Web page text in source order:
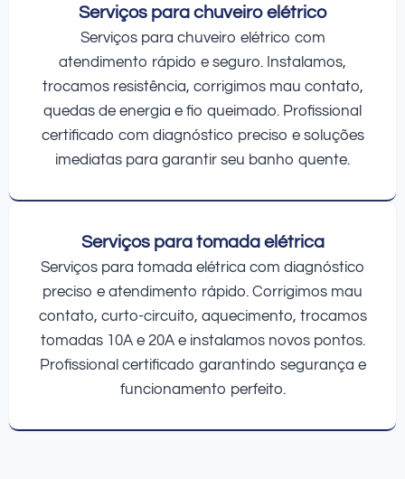
Serviços para chuveiro elétrico
Serviços para chuveiro elétrico com
atendimento rápido e seguro. Instalamos,
trocamos resistência, corrigimos mau contato,
quedas de energia e fio queimado. Profissional
certificado com diagnóstico preciso e soluções
imediatas para garantir seu banho quente.
Serviços para tomada elétrica
Serviços para tomada elétrica com diagnóstico
preciso e atendimento rápido. Corrigimos mau
contato, curto-circuito, aquecimento, trocamos
tomadas 10A e 20A e instalamos novos pontos.
Profissional certificado garantindo segurança e
funcionamento perfeito.